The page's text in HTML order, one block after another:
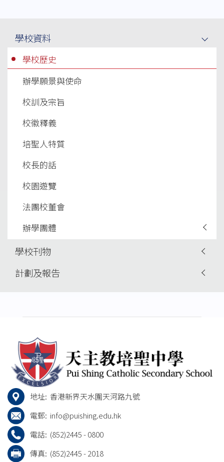
navigation
學校資料
學校歷史
辦學願景與使命
校訓及宗旨
校徽釋義
培聖人特質
校長的話
校園遊覽
法團校董會
辦學團體
學校刊物
計劃及報告
地址: 香港新界天水圍天河路九號
電郵: info@puishing.edu.hk
電話: (852)2445 - 0800
傳真: (852)2445 - 2018